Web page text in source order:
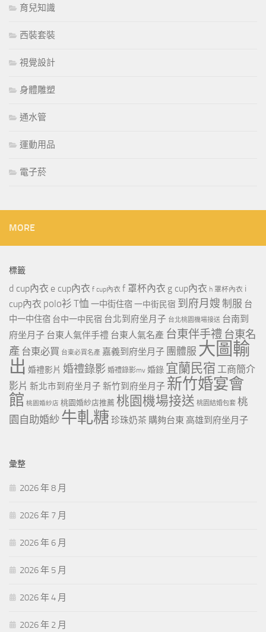
育兒知識
西裝套裝
視覺設計
身體雕塑
通水管
運動用品
電子菸
MORE
標籤
d cup內衣 e cup內衣 f cup內衣 f 罩杯內衣 g cup內衣 h 罩杯內衣 i
cup內衣 polo衫 T恤 一中街住宿一中街民宿 到府月嫂 制服 台
中一中住宿 台中一中民宿 台北到府坐月子 台北桃園機場接送 台南到
府坐月子 台東人氣伴手禮 台東人氣名產 台東伴手禮 台東名
產 台東必買 台東必買名產 嘉義到府坐月子 團體服 大圖輸
出 婚禮影片 婚禮錄影 婚禮錄影mv 婚錄 宜蘭民宿 工商簡介
影片 新北市到府坐月子 新竹到府坐月子 新竹婚宴會
館 桃園婚紗店 桃園婚紗店推薦 桃園機場接送 桃園結婚包套 桃
園自助婚紗 牛軋糖 珍珠奶茶 購夠台東 高雄到府坐月子
彙整
2026 年 8 月
2026 年 7 月
2026 年 6 月
2026 年 5 月
2026 年 4 月
2026 年 2 月